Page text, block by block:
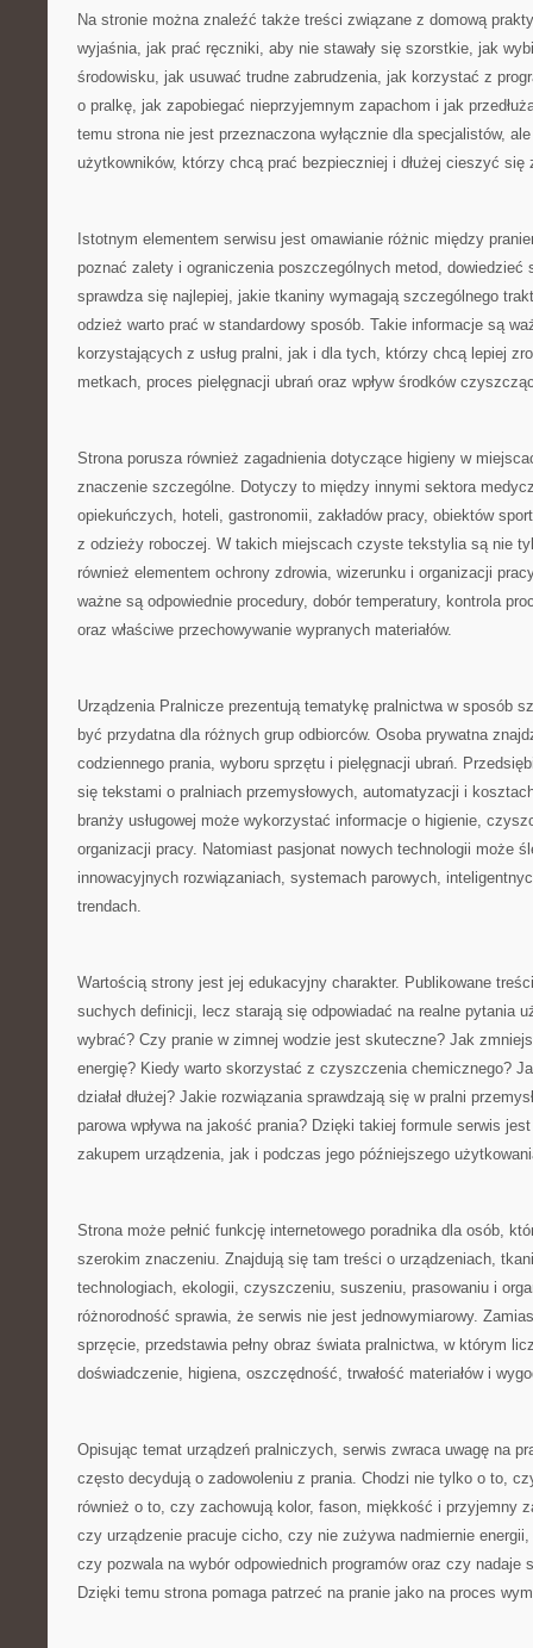
Na stronie można znaleźć także treści związane z domową
wyjaśnia, jak prać ręczniki, aby nie stawały się szorstkie, jak
środowisku, jak usuwać trudne zabrudzenia, jak korzystać z
o pralkę, jak zapobiegać nieprzyjemnym zapachom i jak
temu strona nie jest przeznaczona wyłącznie dla specjalistów,
użytkowników, którzy chcą prać bezpieczniej i dłużej cieszyć się
Istotnym elementem serwisu jest omawianie różnic między
poznać zalety i ograniczenia poszczególnych metod, dowiedzieć
sprawdza się najlepiej, jakie tkaniny wymagają szczególnego
odzież warto prać w standardowy sposób. Takie informacje są
korzystających z usług pralni, jak i dla tych, którzy chcą lepiej
metkach, proces pielęgnacji ubrań oraz wpływ środków
Strona porusza również zagadnienia dotyczące higieny w
znaczenie szczególne. Dotyczy to między innymi sektora
opiekuńczych, hoteli, gastronomii, zakładów pracy, obiektów
z odzieży roboczej. W takich miejscach czyste tekstylia są nie
również elementem ochrony zdrowia, wizerunku i organizacji
ważne są odpowiednie procedury, dobór temperatury, kontrola
oraz właściwe przechowywanie wypranych materiałów.
Urządzenia Pralnicze prezentują tematykę pralnictwa w sposób
być przydatna dla różnych grup odbiorców. Osoba prywatna
codziennego prania, wyboru sprzętu i pielęgnacji ubrań.
się tekstami o pralniach przemysłowych, automatyzacji i
branży usługowej może wykorzystać informacje o higienie,
organizacji pracy. Natomiast pasjonat nowych technologii może
innowacyjnych rozwiązaniach, systemach parowych,
trendach.
Wartością strony jest jej edukacyjny charakter. Publikowane
suchych definicji, lecz starają się odpowiadać na realne pytania
wybrać? Czy pranie w zimnej wodzie jest skuteczne? Jak
energię? Kiedy warto skorzystać z czyszczenia chemicznego?
działał dłużej? Jakie rozwiązania sprawdzają się w pralni
parowa wpływa na jakość prania? Dzięki takiej formule serwis
zakupem urządzenia, jak i podczas jego późniejszego
Strona może pełnić funkcję internetowego poradnika dla osób,
szerokim znaczeniu. Znajdują się tam treści o urządzeniach,
technologiach, ekologii, czyszczeniu, suszeniu, prasowaniu i
różnorodność sprawia, że serwis nie jest jednowymiarowy.
sprzęcie, przedstawia pełny obraz świata pralnictwa, w którym
doświadczenie, higiena, oszczędność, trwałość materiałów i
Opisując temat urządzeń pralniczych, serwis zwraca uwagę na
często decydują o zadowoleniu z prania. Chodzi nie tylko o to,
również o to, czy zachowują kolor, fason, miękkość i przyjemny
czy urządzenie pracuje cicho, czy nie zużywa nadmiernie energii,
czy pozwala na wybór odpowiednich programów oraz czy nadaje
Dzięki temu strona pomaga patrzeć na pranie jako na proces